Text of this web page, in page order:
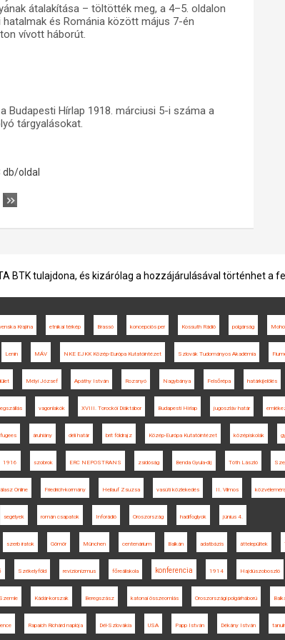
átalakítása – töltötték meg, a 4–5. oldalon
és Románia között május 7-én
vívott háborút.
Budapesti Hírlap 1918. márciusi 5-i száma a
tárgyalásokat.
db/oldal
BTK tulajdona, és kizárólag a hozzájárulásával történhet a
Krajina etnikai térkép Brassó koncepciós per Kossuth Rádió polgárság Mohol
Lenin MÁV NKE EJKK Közép-Európa Kutatóintézet Szlovák Tudományos Akadémia
Mélyi József Apáthy István Rozsnyó Nagybánya Felsőrépa határkijelölés
vagonlakók XVIII. Torockói Diáktábor Budapesti Hírlap jugoszláv határ
áruhiány déli határ brit földrajz Közép-Európa Kutatóintézet középiskolák
1916 szobrok ERC NEPOSTRANS zsidóság Benda Gyula-díj Tóth László
Online Friedrich-kormány Heilauf Zsuzsa vasúti közlekedés II. Vilmos
segélyek román csapatok Inforádió Oroszország hadifoglyok június 4.
szerb iratok Gömör München centenárium Balkán adatbázis áttelepültek
Székelyföld revizionizmus főreáliskola konferencia 1914 Hajdúszoboszló
Kádár-korszak Beregszász katonai összeomlás Oroszországi polgárháború
Rapaich Richárd naplója Dél-Szlovákia USA Papp István Dékány István